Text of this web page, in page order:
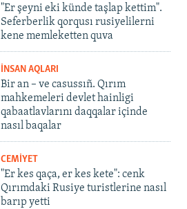
"Er şeyni eki künde taşlap kettim".
Seferberlik qorqusı rusiyelilerni
kene memleketten quva
İNSAN AQLARI
Bir an – ve casussıñ. Qırım
mahkemeleri devlet hainligi
qabaatlavlarını daqqalar içinde
nasıl baqalar
CEMİYET
"Er kes qaça, er kes kete": cenk
Qırımdaki Rusiye turistlerine nasıl
barıp yetti